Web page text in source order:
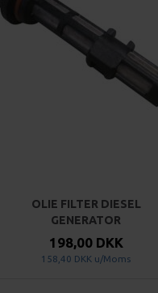
OLIE FILTER DIESEL
GENERATOR
198,00 DKK
158,40 DKK u/Moms